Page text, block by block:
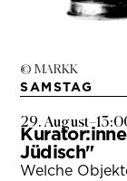
© MARKK
SAMSTAG
29. August–
Jüdisch"
Welche